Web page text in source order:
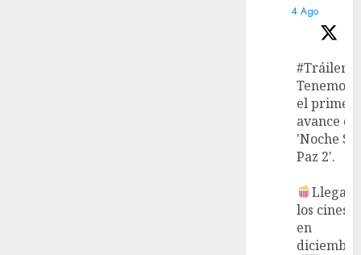
4 Ago
#Tráiler
Tenemos
el primer
avance de
'Noche
Paz 2'.
Llega a
los cines
en